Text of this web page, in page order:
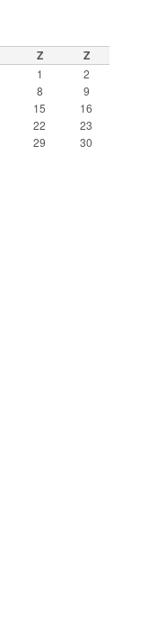
Z Z
1
2
8
9
15
16
22
23
29
30